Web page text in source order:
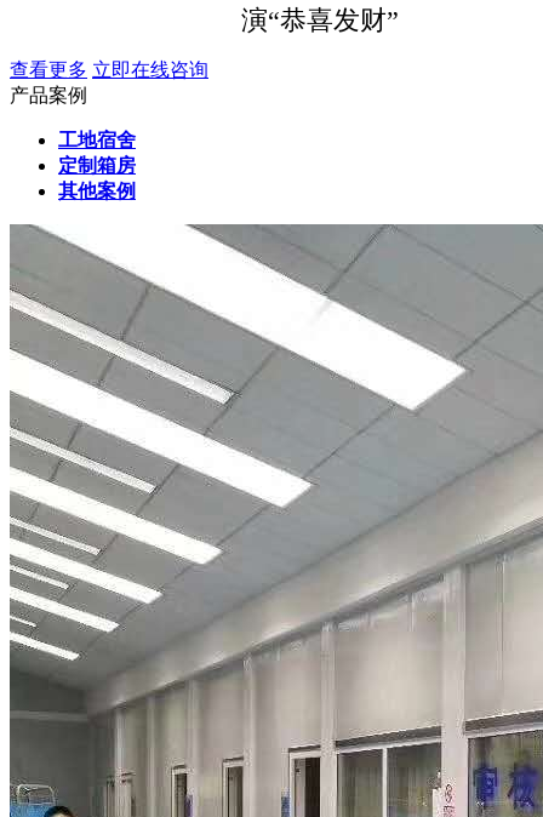
演“恭喜发财”
查看更多 立即在线咨询
产品案例
工地宿舍
定制箱房
其他案例